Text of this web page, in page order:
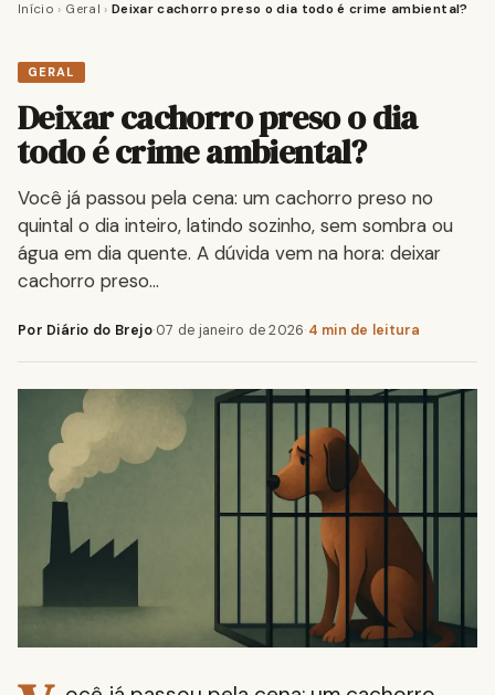
Início › Geral › Deixar cachorro preso o dia todo é crime ambiental?
GERAL
Deixar cachorro preso o dia
todo é crime ambiental?
Você já passou pela cena: um cachorro preso no
quintal o dia inteiro, latindo sozinho, sem sombra ou
água em dia quente. A dúvida vem na hora: deixar
cachorro preso…
Por Diário do Brejo·07 de janeiro de 2026·4 min de leitura